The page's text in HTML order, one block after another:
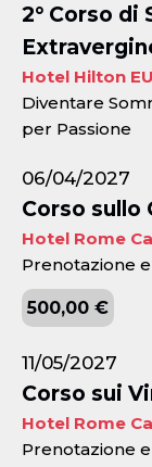
2° Corso di
Hotel Hilton
Diventare
per Passione
06/04/2027
Corso sullo
Hotel Rome
Prenotazione
500,00 €
11/05/2027
Corso sui
Hotel Rome
Prenotazione